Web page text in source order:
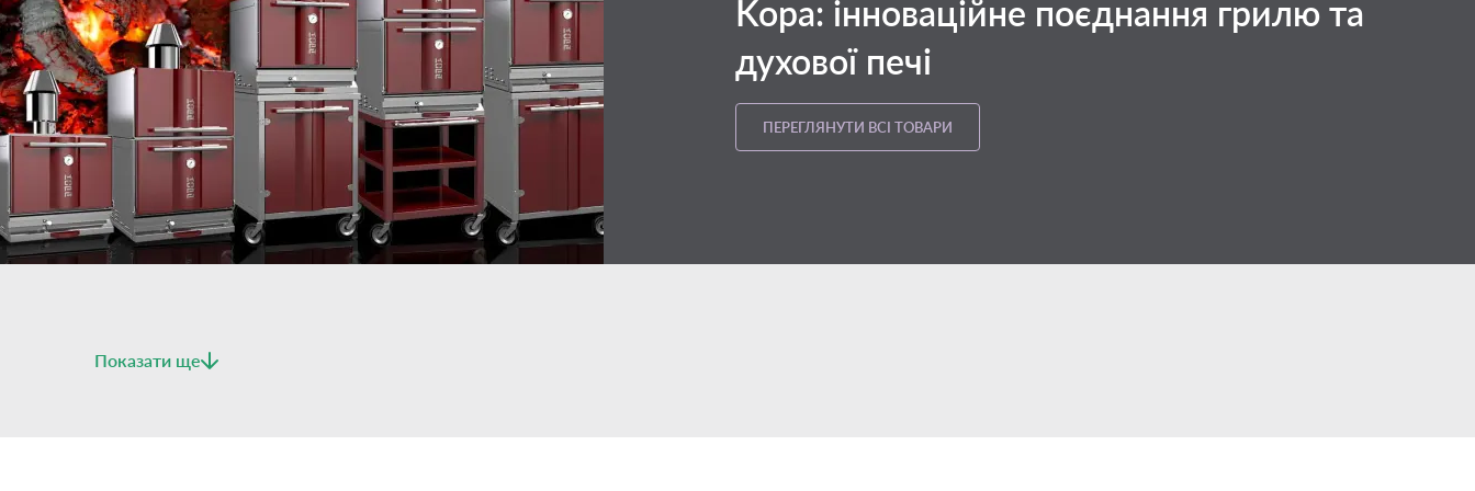
Kopa: інноваційне поєднання грилю та
духової печі
ПЕРЕГЛЯНУТИ ВСІ ТОВАРИ
Показати ще